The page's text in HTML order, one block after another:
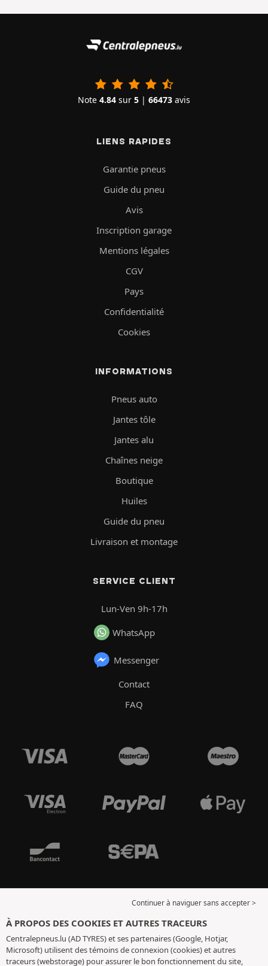
Note 4.84 sur 5 | 66473 avis
LIENS RAPIDES
Garantie pneus
Guide du pneu
Avis
Inscription garage
Mentions légales
CGV
Pays
Confidentialité
Cookies
INFORMATIONS
Pneus auto
Jantes tôle
Jantes alu
Chaînes neige
Boutique
Huiles
Guide du pneu
Livraison et montage
SERVICE CLIENT
Lun-Ven 9h-17h
WhatsApp
Messenger
Contact
FAQ
Continuer à naviguer sans accepter >
À PROPOS DES COOKIES ET AUTRES TRACEURS
Centralepneus.lu (AD TYRES) et ses partenaires (Google, Hotjar,
Microsoft) utilisent des témoins de connexion (cookies) et autres
traceurs (webstorage) pour assurer le bon fonctionnement du site,